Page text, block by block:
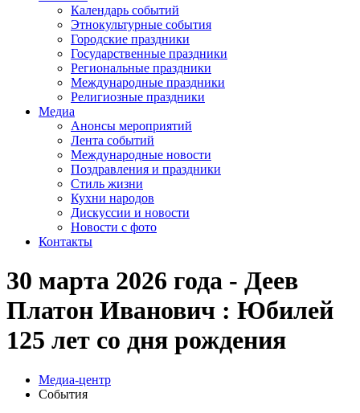
Календарь событий
Этнокультурные события
Городские праздники
Государственные праздники
Региональные праздники
Международные праздники
Религиозные праздники
Медиа
Анонсы мероприятий
Лента событий
Международные новости
Поздравления и праздники
Cтиль жизни
Кухни народов
Дискуссии и новости
Новости с фото
Контакты
30 марта 2026 года - Деев
Платон Иванович : Юбилей
125 лет со дня рождения
Медиа-центр
События